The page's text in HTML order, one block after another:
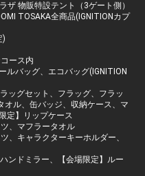
ザ 物販特設テント（3ゲート側）
TOSAKA全商品(IGNITIONカプ
)
ース内
ルバッグ、エコバッグ(IGNITION
ッグセット、フラッグ、フラッ
ル、缶バッジ、収納ケース、マ
定】リップケース
ツ、マフラータオル
、キャラクターキーホルダー、
ンドミラー、【会場限定】ルー